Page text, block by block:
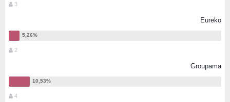
3
Eureko
2
Groupama
4